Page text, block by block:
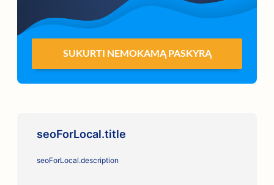
SUKURTI NEMOKAMĄ PASKYRĄ
seoForLocal.title
seoForLocal.description